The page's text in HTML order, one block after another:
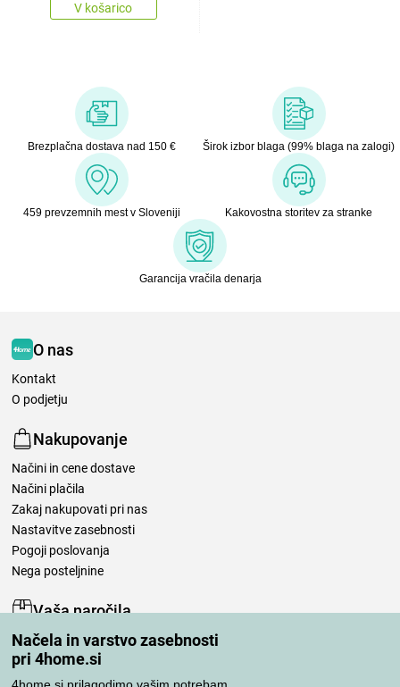
Načela in varstvo zasebnosti
pri 4home.si
V košarico
Brezplačna dostava nad 150 € Širok izbor blaga (99% blaga na zalogi)
459 prevzemnih mest v Sloveniji Kakovostna storitev za stranke
Garancija vračila denarja
O nas
Kontakt
O podjetju
Nakupovanje
Načini in cene dostave
Načini plačila
Zakaj nakupovati pri nas
Nastavitve zasebnosti
Pogoji poslovanja
Nega posteljnine
Vaša naročila
Moj račun
Pregled naročil
Reklamacija